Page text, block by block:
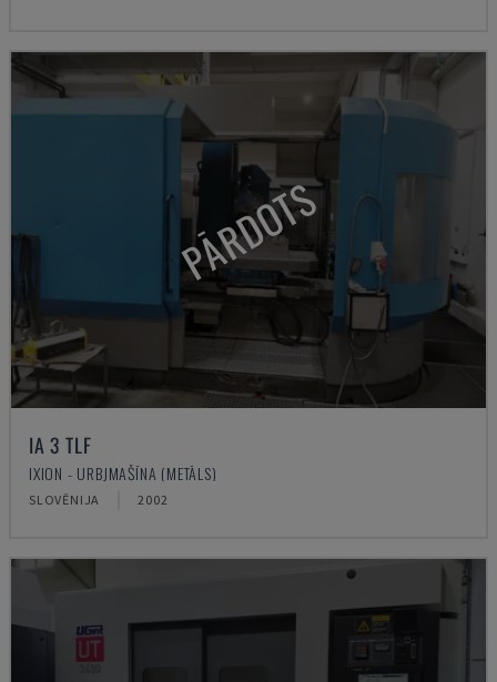
PĀRDOTS
IA 3 TLF
IXION - URBJMAŠĪNA (METĀLS)
SLOVĒNIJA 2002